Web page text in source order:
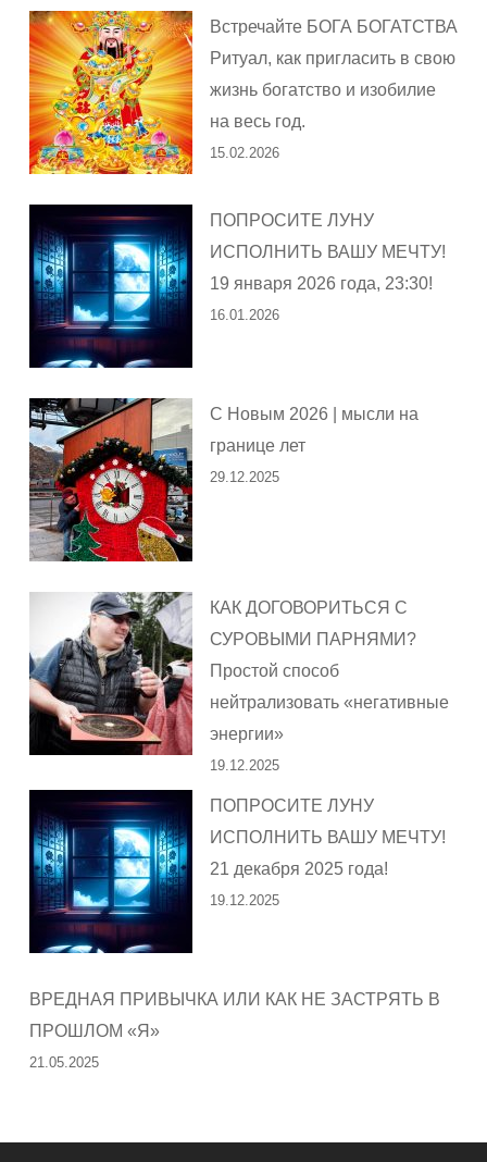
Встречайте БОГА БОГАТСТВА
Ритуал, как пригласить в свою
жизнь богатство и изобилие
на весь год.
15.02.2026
ПОПРОСИТЕ ЛУНУ
ИСПОЛНИТЬ ВАШУ МЕЧТУ!
19 января 2026 года, 23:30!
16.01.2026
С Новым 2026 | мысли на
границе лет
29.12.2025
КАК ДОГОВОРИТЬСЯ С
СУРОВЫМИ ПАРНЯМИ?
Простой способ
нейтрализовать «негативные
энергии»
19.12.2025
ПОПРОСИТЕ ЛУНУ
ИСПОЛНИТЬ ВАШУ МЕЧТУ!
21 декабря 2025 года!
19.12.2025
ВРЕДНАЯ ПРИВЫЧКА ИЛИ КАК НЕ ЗАСТРЯТЬ В
ПРОШЛОМ «Я»
21.05.2025